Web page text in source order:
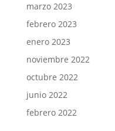
marzo 2023
febrero 2023
enero 2023
noviembre 2022
octubre 2022
junio 2022
febrero 2022